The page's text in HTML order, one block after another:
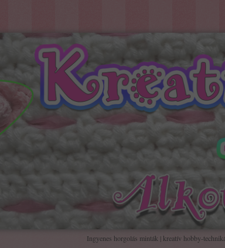
Ingyenes horgolás minták | kreatív hobby-